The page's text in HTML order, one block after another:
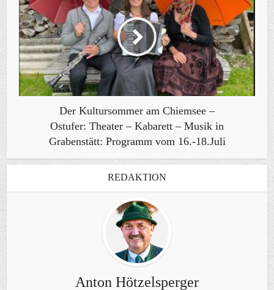
Der Kultursommer am Chiemsee –
Ostufer: Theater – Kabarett – Musik in
Grabenstätt: Programm vom 16.-18.Juli
REDAKTION
Anton Hötzelsperger